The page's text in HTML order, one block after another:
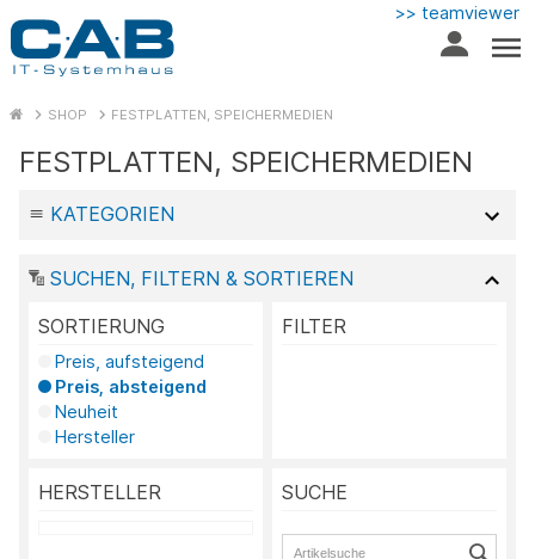
>> teamviewer
SHOP FESTPLATTEN, SPEICHERMEDIEN
FESTPLATTEN, SPEICHERMEDIEN
KATEGORIEN
SUCHEN, FILTERN & SORTIEREN
SORTIERUNG
Preis, aufsteigend
Preis, absteigend
Neuheit
Hersteller
FILTER
HERSTELLER SUCHE